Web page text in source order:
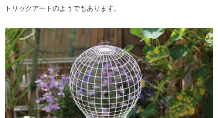
トリックアートのようでもあります。